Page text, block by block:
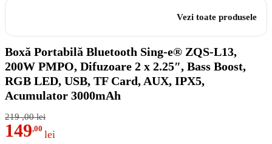
Vezi toate produsele
Boxă Portabilă Bluetooth Sing-e® ZQS-L13,
200W PMPO, Difuzoare 2 x 2.25″, Bass Boost,
RGB LED, USB, TF Card, AUX, IPX5,
Acumulator 3000mAh
219 ,00 lei
149,00 lei